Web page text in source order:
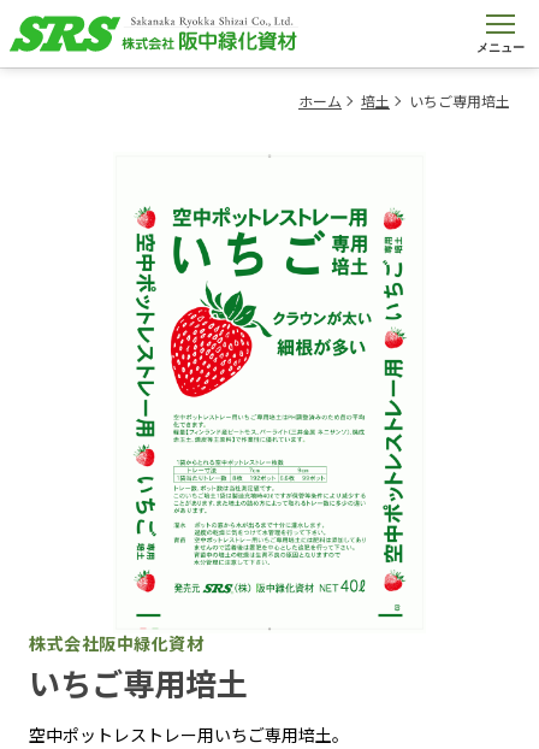
メニュー
ホーム 培土 いちご専用培土
株式会社阪中緑化資材
いちご専用培土
空中ポットレストレー用いちご専用培土。